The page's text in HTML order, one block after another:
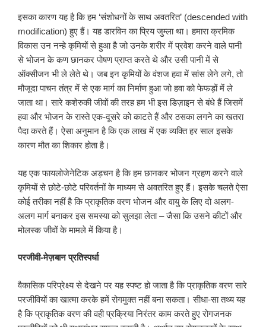
इसका कारण यह है कि हम ‘संशोधनों के साथ अवतरित’ (descended with
modification) हुए हैं। यह डारविन का प्रिय जुम्ला था। हमारा क्रमिक
विकास उन नन्हे कृमियों से हुआ है जो उनके शरीर में प्रवेश करने वाले पानी
से भोजन के कण छानकर पोषण प्राप्त करते थे और उसी पानी में से
ऑक्सीजन भी ले लेते थे। जब इन कृमियों के वंशज हवा में सांस लेने लगे, तो
मौजूदा पाचन तंत्र में से एक मार्ग का निर्माण हुआ जो हवा को फेफड़ों में ले
जाता था। सारे कशेरुकी जीवों की तरह हम भी इस डिज़ाइन से बंधे हैं जिसमें
हवा और भोजन के रास्ते एक-दूसरे को काटते हैं और ठसका लगने का खतरा
पैदा करते हैं। ऐसा अनुमान है कि एक लाख में एक व्यक्ति हर साल इसके
कारण मौत का शिकार होता है।
यह एक फायलोजेनेटिक अड़चन है कि हम छानकर भोजन ग्रहण करने वाले
कृमियों से छोटे-छोटे परिवर्तनों के माध्यम से अवतरित हुए हैं। इसके चलते ऐसा
कोई तरीका नहीं है कि प्राकृतिक वरण भोजन और वायु के लिए दो अलग-
अलग मार्ग बनाकर इस समस्या को सुलझा लेता – जैसा कि उसने कीटों और
मोलस्क जीवों के मामले में किया है।
परजीवी-मेज़बान प्रतिस्पर्धा
वैकासिक परिप्रेक्ष्य से देखने पर यह स्पष्ट हो जाता है कि प्राकृतिक वरण सारे
परजीवियों का खात्मा करके हमें रोगमुक्त नहीं बना सकता। सीधा-सा तथ्य यह
है कि प्राकृतिक वरण की वही प्रक्रिया निरंतर काम करते हुए रोगजनक